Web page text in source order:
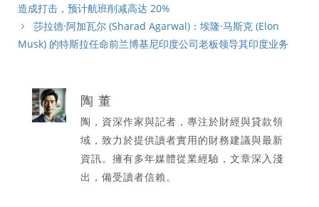
造成打击，预计航班削减高达 20%
莎拉德·阿加瓦尔 (Sharad Agarwal)：埃隆·马斯克 (Elon
Musk) 的特斯拉任命前兰博基尼印度公司老板领导其印度业务
陶 董
陶，資深作家與記者，專注於財經與貸款領
域，致力於提供讀者實用的財務建議與最新
資訊。擁有多年媒體從業經驗，文章深入淺
出，備受讀者信賴。